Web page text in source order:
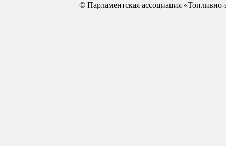
© Парламентская ассоциация «Топливно-